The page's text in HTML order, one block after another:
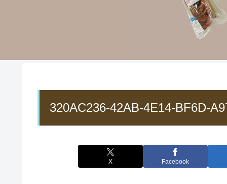
320AC236-42AB-4E14-BF6D-
X Facebook